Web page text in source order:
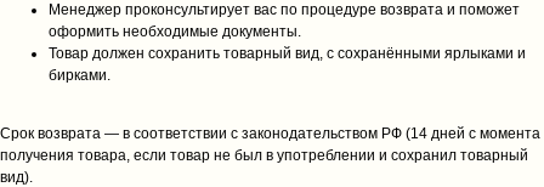
Менеджер проконсультирует вас по процедуре возврата и поможет
оформить необходимые документы.
Товар должен сохранить товарный вид, с сохранёнными ярлыками и
бирками.
Срок возврата — в соответствии с законодательством РФ (14 дней с момента
получения товара, если товар не был в употреблении и сохранил товарный
вид).